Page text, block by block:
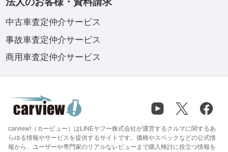
中古車査定仲介サービス
事故車査定仲介サービス
商用車査定仲介サービス
carview!（カービュー）はLINEヤフー株式会社が運営するクルマに関するあ
らゆる情報やサービスを提供するサイトです。価格やスペックなどの公式情
報から、ユーザーや専門家のリアルなレビューまで購入検討に役立つ情報を